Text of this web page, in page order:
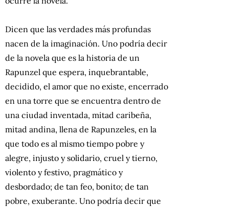
Dicen que las verdades más profundas
nacen de la imaginación. Uno podría decir
de la novela que es la historia de un
Rapunzel que espera, inquebrantable,
decidido, el amor que no existe, encerrado
en una torre que se encuentra dentro de
una ciudad inventada, mitad caribeña,
mitad andina, llena de Rapunzeles, en la
que todo es al mismo tiempo pobre y
alegre, injusto y solidario, cruel y tierno,
violento y festivo, pragmático y
desbordado; de tan feo, bonito; de tan
pobre, exuberante. Uno podría decir que